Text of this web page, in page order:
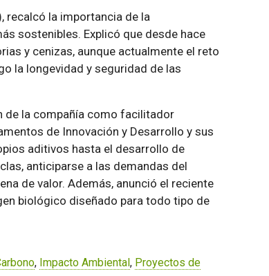
recalcó la importancia de la
sostenibles. Explicó que desde hace
y cenizas, aunque actualmente el reto
la longevidad y seguridad de las
de la compañía como facilitador
de Innovación y Desarrollo y sus
aditivos hasta el desarrollo de
anticiparse a las demandas del
de valor. Además, anunció el reciente
biológico diseñado para todo tipo de
, Impacto Ambiental , Proyectos de